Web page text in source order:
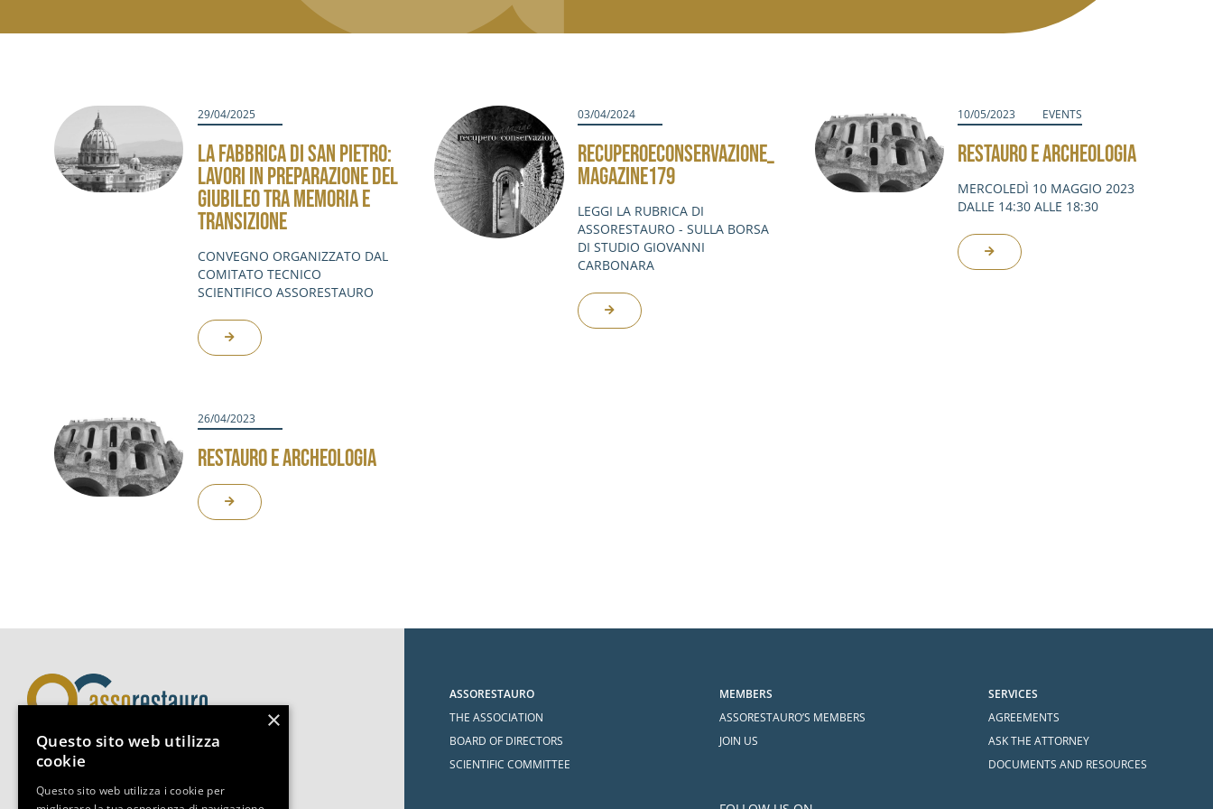
29/04/2025
LA FABBRICA DI SAN PIETRO:
LAVORI IN PREPARAZIONE DEL
GIUBILEO TRA MEMORIA E
TRANSIZIONE
CONVEGNO ORGANIZZATO DAL
COMITATO TECNICO
SCIENTIFICO ASSORESTAURO
03/04/2024
RECUPEROECONSERVAZIONE_
MAGAZINE179
LEGGI LA RUBRICA DI
ASSORESTAURO - SULLA BORSA
DI STUDIO GIOVANNI
CARBONARA
10/05/2023 EVENTS
RESTAURO E ARCHEOLOGIA
MERCOLEDÌ 10 MAGGIO 2023
DALLE 14:30 ALLE 18:30
26/04/2023
RESTAURO E ARCHEOLOGIA
ASSORESTAURO
THE ASSOCIATION
BOARD OF DIRECTORS
SCIENTIFIC COMMITTEE
MEMBERS
ASSORESTAURO’S MEMBERS
JOIN US
SERVICES
AGREEMENTS
ASK THE ATTORNEY
DOCUMENTS AND RESOURCES
×
Questo sito web utilizza
cookie
Questo sito web utilizza i cookie per